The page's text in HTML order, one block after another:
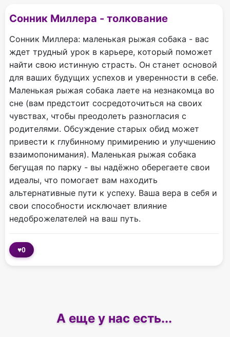
Сонник Миллера - толкование
Сонник Миллера: маленькая рыжая собака - вас
ждет трудный урок в карьере, который поможет
найти свою истинную страсть. Он станет основой
для ваших будущих успехов и уверенности в себе.
Маленькая рыжая собака лаете на незнакомца во
сне (вам предстоит сосредоточиться на своих
чувствах, чтобы преодолеть разногласия с
родителями. Обсуждение старых обид может
привести к глубинному примирению и улучшению
взаимопонимания). Маленькая рыжая собака
бегущая по парку - вы надёжно оберегаете свои
идеалы, что помогает вам находить
альтернативные пути к успеху. Ваша вера в себя и
свои способности исключает влияние
недоброжелателей на ваш путь.
♥0
А еще у нас есть...